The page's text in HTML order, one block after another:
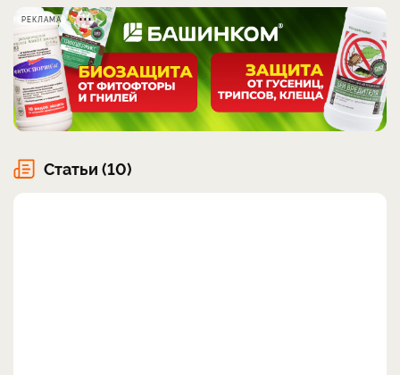
РЕКЛАМА
Статьи (10)